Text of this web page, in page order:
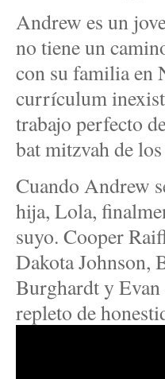
Andrew es un
no tiene un
con su familia en
currículum
trabajo perfecto
bat mitzvah de
Cuando Andrew
hija, Lola,
suyo. Cooper
Dakota Johnson,
Burghardt y Evan
repleto de